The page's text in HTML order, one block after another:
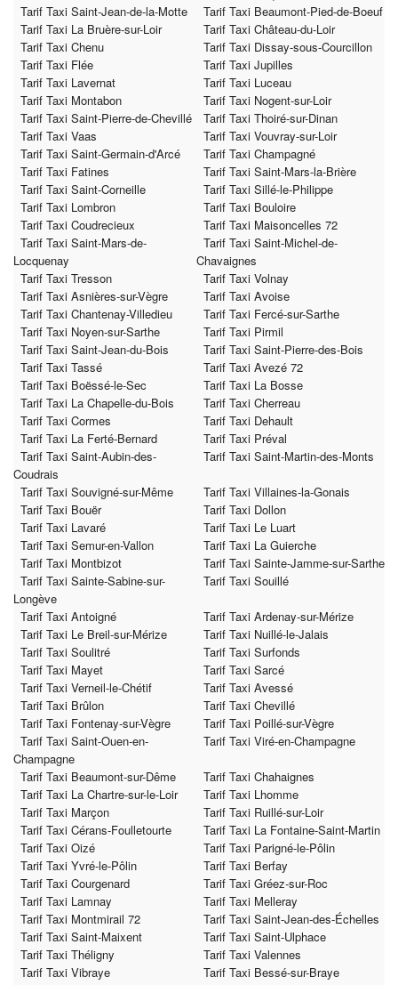
Tarif Taxi Saint-Jean-de-la-Motte
Tarif Taxi Beaumont-Pied-de-Boeuf
Tarif Taxi La Bruère-sur-Loir
Tarif Taxi Château-du-Loir
Tarif Taxi Chenu
Tarif Taxi Dissay-sous-Courcillon
Tarif Taxi Flée
Tarif Taxi Jupilles
Tarif Taxi Lavernat
Tarif Taxi Luceau
Tarif Taxi Montabon
Tarif Taxi Nogent-sur-Loir
Tarif Taxi Saint-Pierre-de-Chevillé
Tarif Taxi Thoiré-sur-Dinan
Tarif Taxi Vaas
Tarif Taxi Vouvray-sur-Loir
Tarif Taxi Saint-Germain-d'Arcé
Tarif Taxi Champagné
Tarif Taxi Fatines
Tarif Taxi Saint-Mars-la-Brière
Tarif Taxi Saint-Corneille
Tarif Taxi Sillé-le-Philippe
Tarif Taxi Lombron
Tarif Taxi Bouloire
Tarif Taxi Coudrecieux
Tarif Taxi Maisoncelles 72
Tarif Taxi Saint-Mars-de-
Locquenay
Tarif Taxi Saint-Michel-de-
Chavaignes
Tarif Taxi Tresson
Tarif Taxi Volnay
Tarif Taxi Asnières-sur-Vègre
Tarif Taxi Avoise
Tarif Taxi Chantenay-Villedieu
Tarif Taxi Fercé-sur-Sarthe
Tarif Taxi Noyen-sur-Sarthe
Tarif Taxi Pirmil
Tarif Taxi Saint-Jean-du-Bois
Tarif Taxi Saint-Pierre-des-Bois
Tarif Taxi Tassé
Tarif Taxi Avezé 72
Tarif Taxi Boëssé-le-Sec
Tarif Taxi La Bosse
Tarif Taxi La Chapelle-du-Bois
Tarif Taxi Cherreau
Tarif Taxi Cormes
Tarif Taxi Dehault
Tarif Taxi La Ferté-Bernard
Tarif Taxi Préval
Tarif Taxi Saint-Aubin-des-
Coudrais
Tarif Taxi Saint-Martin-des-Monts
Tarif Taxi Souvigné-sur-Même
Tarif Taxi Villaines-la-Gonais
Tarif Taxi Bouër
Tarif Taxi Dollon
Tarif Taxi Lavaré
Tarif Taxi Le Luart
Tarif Taxi Semur-en-Vallon
Tarif Taxi La Guierche
Tarif Taxi Montbizot
Tarif Taxi Sainte-Jamme-sur-Sarthe
Tarif Taxi Sainte-Sabine-sur-
Longève
Tarif Taxi Souillé
Tarif Taxi Antoigné
Tarif Taxi Ardenay-sur-Mérize
Tarif Taxi Le Breil-sur-Mérize
Tarif Taxi Nuillé-le-Jalais
Tarif Taxi Soulitré
Tarif Taxi Surfonds
Tarif Taxi Mayet
Tarif Taxi Sarcé
Tarif Taxi Verneil-le-Chétif
Tarif Taxi Avessé
Tarif Taxi Brûlon
Tarif Taxi Chevillé
Tarif Taxi Fontenay-sur-Vègre
Tarif Taxi Poillé-sur-Vègre
Tarif Taxi Saint-Ouen-en-
Champagne
Tarif Taxi Viré-en-Champagne
Tarif Taxi Beaumont-sur-Dême
Tarif Taxi Chahaignes
Tarif Taxi La Chartre-sur-le-Loir
Tarif Taxi Lhomme
Tarif Taxi Marçon
Tarif Taxi Ruillé-sur-Loir
Tarif Taxi Cérans-Foulletourte
Tarif Taxi La Fontaine-Saint-Martin
Tarif Taxi Oizé
Tarif Taxi Parigné-le-Pôlin
Tarif Taxi Yvré-le-Pôlin
Tarif Taxi Berfay
Tarif Taxi Courgenard
Tarif Taxi Gréez-sur-Roc
Tarif Taxi Lamnay
Tarif Taxi Melleray
Tarif Taxi Montmirail 72
Tarif Taxi Saint-Jean-des-Échelles
Tarif Taxi Saint-Maixent
Tarif Taxi Saint-Ulphace
Tarif Taxi Théligny
Tarif Taxi Valennes
Tarif Taxi Vibraye
Tarif Taxi Bessé-sur-Braye